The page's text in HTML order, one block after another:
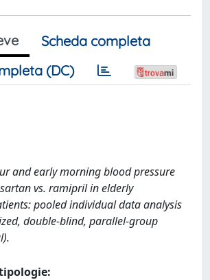
Scheda completa
(DC)
and early morning blood pressure
vs. ramipril in elderly
pooled individual data analysis
double-blind, parallel-group